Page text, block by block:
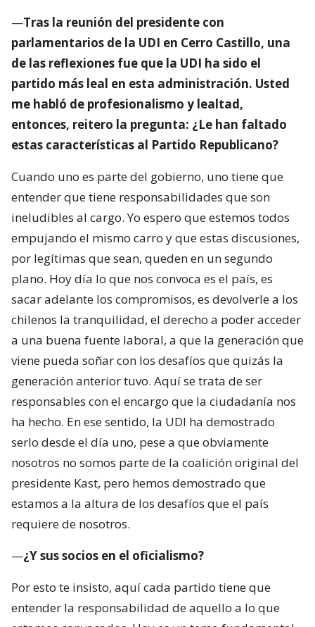
—Tras la reunión del presidente con
parlamentarios de la UDI en Cerro Castillo, una
de las reflexiones fue que la UDI ha sido el
partido más leal en esta administración. Usted
me habló de profesionalismo y lealtad,
entonces, reitero la pregunta: ¿Le han faltado
estas características al Partido Republicano?
Cuando uno es parte del gobierno, uno tiene que
entender que tiene responsabilidades que son
ineludibles al cargo. Yo espero que estemos todos
empujando el mismo carro y que estas discusiones,
por legítimas que sean, queden en un segundo
plano. Hoy día lo que nos convoca es el país, es
sacar adelante los compromisos, es devolverle a los
chilenos la tranquilidad, el derecho a poder acceder
a una buena fuente laboral, a que la generación que
viene pueda soñar con los desafíos que quizás la
generación anterior tuvo. Aquí se trata de ser
responsables con el encargo que la ciudadanía nos
ha hecho. En ese sentido, la UDI ha demostrado
serlo desde el día uno, pese a que obviamente
nosotros no somos parte de la coalición original del
presidente Kast, pero hemos demostrado que
estamos a la altura de los desafíos que el país
requiere de nosotros.
—¿Y sus socios en el oficialismo?
Por esto te insisto, aquí cada partido tiene que
entender la responsabilidad de aquello a lo que